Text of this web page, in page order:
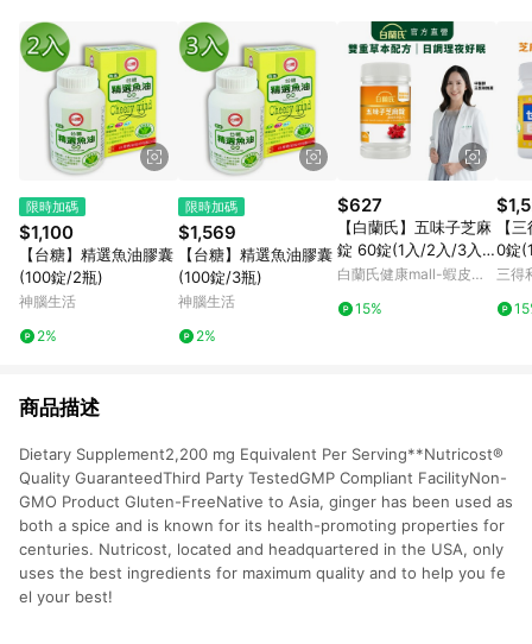
限時加碼
$1,100
【台糖】精選魚油膠囊
(100錠/2瓶)
神腦生活
2%
限時加碼
$1,569
【台糖】精選魚油膠囊
(100錠/3瓶)
神腦生活
2%
$627
【白蘭氏】五味子芝麻
錠 60錠(1入/2入/3入/
5入)-日調理夜好眠 植
調節生理機能 官方直營
白蘭氏健康mall-蝦皮官
15%
【
0錠
芝麻
方直
三得
商品描述
Dietary Supplement2,200 mg Equivalent Per Serving**Nutricost®
Quality GuaranteedThird Party TestedGMP Compliant FacilityNon-
GMO Product Gluten-FreeNative to Asia, ginger has been used as
both a spice and is known for its health-promoting properties for
centuries. Nutricost, located and headquartered in the USA, only
uses the best ingredients for maximum quality and to help you fe
el your best!